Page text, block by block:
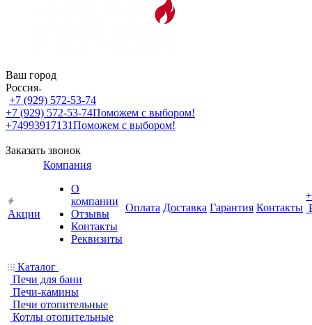
Ваш город
Россия
+7 (929) 572-53-74
+7 (929) 572-53-74Поможем с выбором!
+74993917131Поможем с выбором!
Заказать звонок
Акции
Компания
О
компании
Отзывы
Контакты
Реквизиты
Оплата Доставка Гарантия Контакты
+
Каталог
Печи для бани
Печи-камины
Печи отопительные
Котлы отопительные